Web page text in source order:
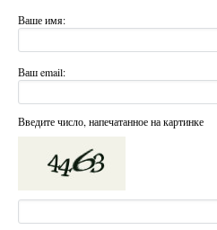
Ваше имя:
Ваш email:
Введите число, напечатанное на картинке